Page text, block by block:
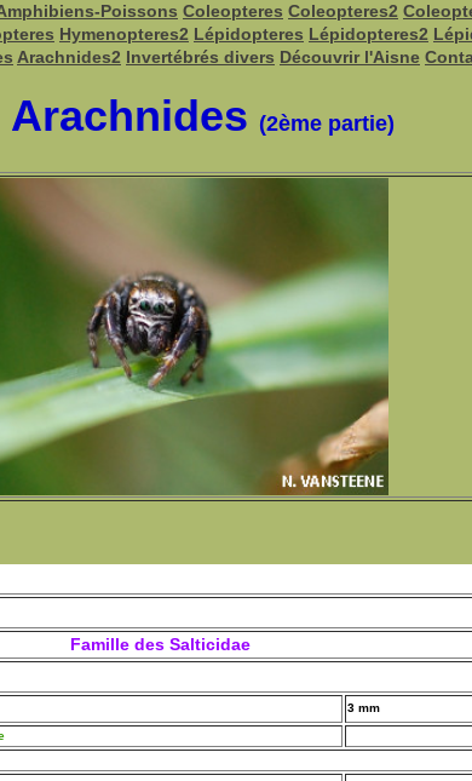
Poissons Coleopteres Coleopteres2
Hymenopteres2 Lépidopteres Lépidopteres2
Arachnides2 Invertébrés divers Découvrir l'Aisne
Arachnides (2ème partie)
Famille des Salticidae
3 mm